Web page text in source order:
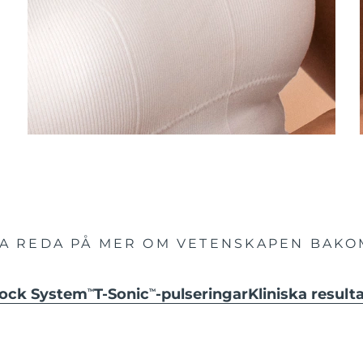
REDA PÅ MER OM VETENSKAPEN
SystemTMT-SonicTM-pulseringarKliniska